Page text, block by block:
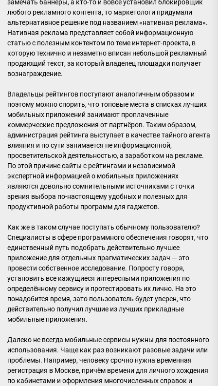
замечать баннеры, а кто-то и вовсе установил блокировщик
любого рекламного контента, то маркетологи придумали
альтернативное решение под названием «нативная реклама».
Нативная реклама представляет собой информационную
статью с полезным контентом по теме интернет-проекта, в
которую технично и незаметно вписан небольшой рекламный
продающий текст, за который владелец площадки получает
вознаграждение.
Владельцы рейтингов поступают аналогичным образом и
поэтому можно спорить, что топовые места в списках лучших
мобильных приложений занимают проплаченные
коммерческие предложения от партнёров. Таким образом,
администрация рейтинга выступает в качестве тайного агента
влияния и по сути занимается не информационной,
просветительской деятельностью, а заработком на рекламе.
По этой причине сайты с рейтингами и независимой
экспертной информацией о мобильных приложениях
являются довольно сомнительными источниками с точки
зрения выбора по-настоящему удобных и полезных для
продуктивной работы программ для гаджетов.
Как же в таком случае поступать обычному пользователю?
Специалисты в сфере программного обеспечения говорят, что
единственный путь подобрать действительно лучшее
приложение для отдельных прагматических задач — это
провести собственное исследование. Попросту говоря,
установить все кажущиеся интересными приложения по
определённому сервису и протестировать их лично. На это
понадобится время, зато пользователь будет уверен, что
действительно получил лучшие из лучших прикладные
мобильные приложения.
Далеко не всегда мобильные сервисы нужны для постоянного
использования. Чаще как раз возникают разовые задачи или
проблемы. Например, человеку срочно нужна временная
регистрация в Москве, причём времени для личного хождения
по кабинетами и оформления многочисленных справок и